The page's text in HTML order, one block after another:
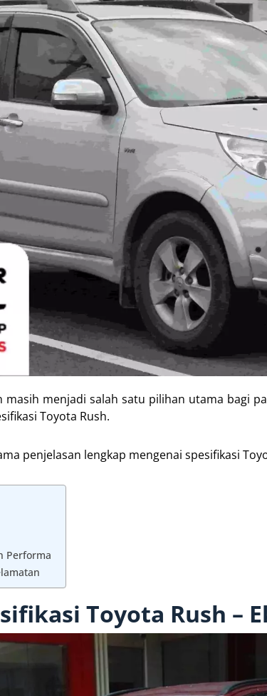
masih menjadi salah satu pilihan utama bagi
Toyota Rush.
penjelasan lengkap mengenai spesifikasi
Performa
Toyota Rush –